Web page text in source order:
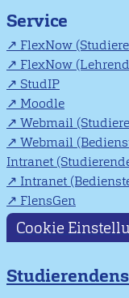
Service
FlexNow
FlexNow
StudIP
Moodle
Webmail
Webmail
Intranet
Intranet
FlensGen
Cookie